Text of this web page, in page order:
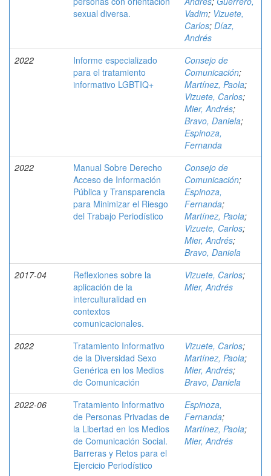
sexual diversa.
Vadim; Vizuete,
Carlos; Díaz,
Andrés
2022
Informe especializado
para el tratamiento
informativo LGBTIQ+
Consejo de
Comunicación;
Martínez, Paola;
Vizuete, Carlos;
Mier, Andrés;
Bravo, Daniela;
Espinoza,
Fernanda
2022
Manual Sobre Derecho
Acceso de Información
Pública y Transparencia
para Minimizar el Riesgo
del Trabajo Periodístico
Consejo de
Comunicación;
Espinoza,
Fernanda;
Martínez, Paola;
Vizuete, Carlos;
Mier, Andrés;
Bravo, Daniela
2017-04
Reflexiones sobre la
aplicación de la
interculturalidad en
contextos
comunicacionales.
Vizuete, Carlos;
Mier, Andrés
2022
Tratamiento Informativo
de la Diversidad Sexo
Genérica en los Medios
de Comunicación
Vizuete, Carlos;
Martínez, Paola;
Mier, Andrés;
Bravo, Daniela
2022-06
Tratamiento Informativo
de Personas Privadas de
la Libertad en los Medios
de Comunicación Social.
Barreras y Retos para el
Ejercicio Periodístico
Espinoza,
Fernanda;
Martínez, Paola;
Mier, Andrés